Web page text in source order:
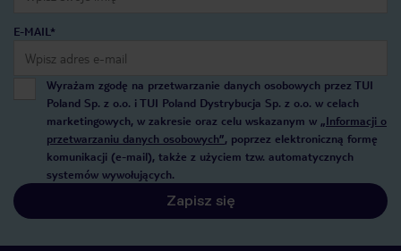
E-MAIL*
Wyrażam zgodę na przetwarzanie danych osobowych przez TUI
Poland Sp. z o.o. i TUI Poland Dystrybucja Sp. z o.o. w celach
marketingowych, w zakresie oraz celu wskazanym w „Informacji o
przetwarzaniu danych osobowych”, poprzez elektroniczną formę
komunikacji (e-mail), także z użyciem tzw. automatycznych
systemów wywołujących.
Zapisz się